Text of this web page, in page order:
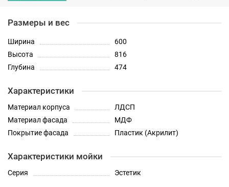
Размеры и вес
Ширина
600
Высота
816
Глубина
474
Характеристики
Материал корпуса
ЛДСП
Материал фасада
МДФ
Покрытие фасада
Пластик (Акрилит)
Характеристики мойки
Серия Эстетик